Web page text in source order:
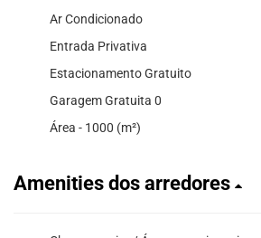
Ar Condicionado
Entrada Privativa
Estacionamento Gratuito
Garagem Gratuita 0
Área - 1000 (m²)
Amenities dos arredores